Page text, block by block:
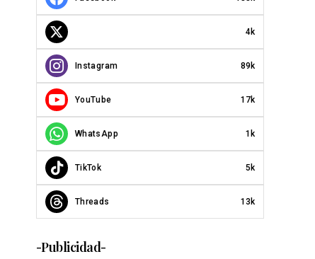
4k
Instagram 89k
YouTube 17k
WhatsApp 1k
TikTok 5k
Threads 13k
-Publicidad-